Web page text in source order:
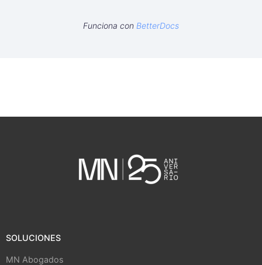
Funciona con BetterDocs
SOLUCIONES
MN Abogados